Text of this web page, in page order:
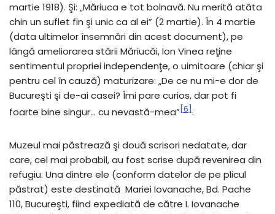
martie 1918). Şi: „Măriuca e tot bolnavă. Nu merită atâta
chin un suflet fin şi unic ca al ei” (2 martie). În 4 martie
(data ultimelor însemnări din acest document), pe
lângă ameliorarea stării Măriucăi, Ion Vinea reţine
sentimentul propriei independenţe, o uimitoare (chiar şi
pentru cel în cauză) maturizare: „De ce nu mi-e dor de
Bucureşti şi de-ai casei? Îmi pare curios, dar pot fi
foarte bine singur… cu nevastă-mea” [6] .
Muzeul mai păstrează şi două scrisori nedatate, dar
care, cel mai probabil, au fost scrise după revenirea din
refugiu. Una dintre ele (conform datelor de pe plicul
păstrat) este destinată Mariei Iovanache, Bd. Pache
110, Bucureşti, fiind expediată de către I. Iovanache